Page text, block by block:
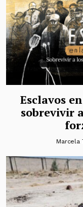
Esclavos
sobrevivir
Marcela